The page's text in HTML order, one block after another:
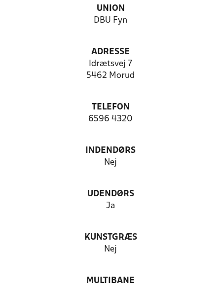
UNION
DBU Fyn
ADRESSE
Idrætsvej 7
5462 Morud
TELEFON
6596 4320
INDENDØRS
Nej
UDENDØRS
Ja
KUNSTGRÆS
Nej
MULTIBANE